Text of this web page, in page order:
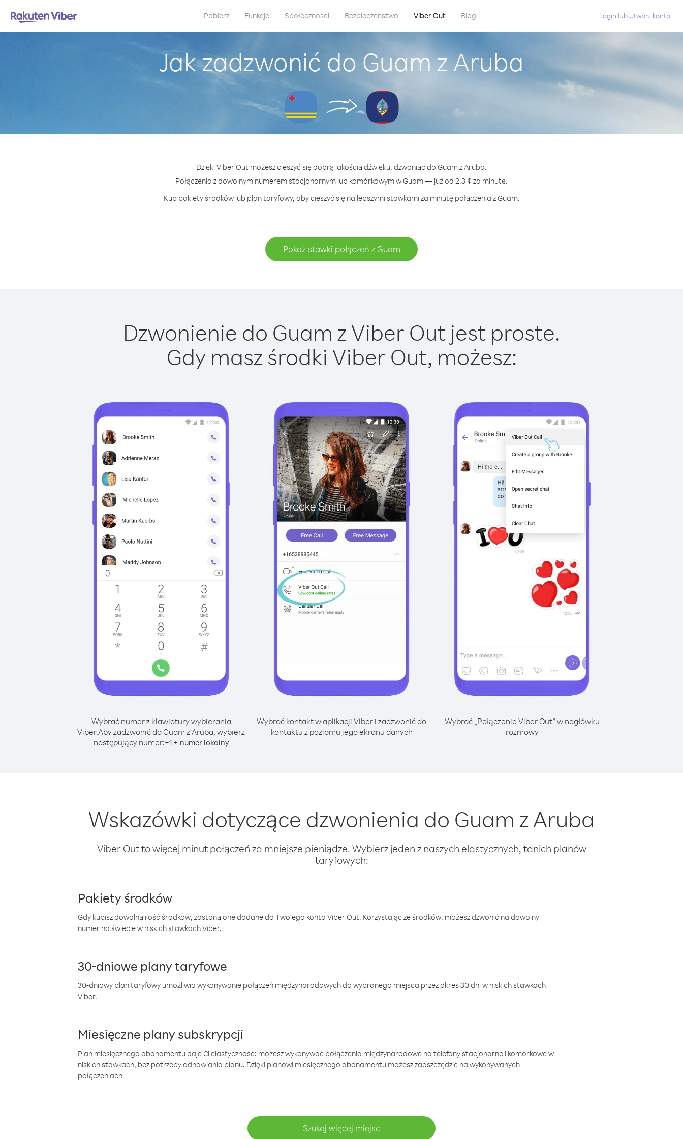
Pobierz Funkcje Społeczności Bezpieczeństwo Viber Out Blog Login lub Utwórz konto
Jak zadzwonić do Guam z Aruba
Dzięki Viber Out możesz cieszyć się dobrą jakością dźwięku, dzwoniąc do Guam z Aruba.
Połączenia z dowolnym numerem stacjonarnym lub komórkowym w Guam — już od 2.3 ¢ za minutę.
Kup pakiety środków lub plan taryfowy, aby cieszyć się najlepszymi stawkami za minutę połączenia z Guam.
Pokaż stawki połączeń z Guam
Dzwonienie do Guam z Viber Out jest proste.
Gdy masz środki Viber Out, możesz:
Wybrać numer z klawiatury wybierania
Viber.Aby zadzwonić do Guam z Aruba, wybierz
następujący numer:+1+ numer lokalny
Wybrać kontakt w aplikacji Viber i zadzwonić do
kontaktu z poziomu jego ekranu danych
Wybrać „Połączenie Viber Out” w nagłówku
rozmowy
Wskazówki dotyczące dzwonienia do Guam z Aruba
Viber Out to więcej minut połączeń za mniejsze pieniądze. Wybierz jeden z naszych elastycznych, tanich planów
taryfowych:
Pakiety środków
Gdy kupisz dowolną ilość środków, zostaną one dodane do Twojego konta Viber Out. Korzystając ze środków, możesz dzwonić na dowolny
numer na świecie w niskich stawkach Viber.
30-dniowe plany taryfowe
30-dniowy plan taryfowy umożliwia wykonywanie połączeń międzynarodowych do wybranego miejsca przez okres 30 dni w niskich stawkach
Viber.
Miesięczne plany subskrypcji
Plan miesięcznego abonamentu daje Ci elastyczność: możesz wykonywać połączenia międzynarodowe na telefony stacjonarne i komórkowe w
niskich stawkach, bez potrzeby odnawiania planu. Dzięki planowi miesięcznego abonamentu możesz zaoszczędzić na wykonywanych
połączeniach
Szukaj więcej miejsc